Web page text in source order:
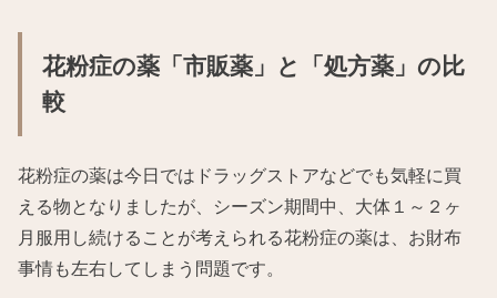
花粉症の薬「市販薬」と「処方薬」の比
較
花粉症の薬は今日ではドラッグストアなどでも気軽に買
える物となりましたが、シーズン期間中、大体１～２ヶ
月服用し続けることが考えられる花粉症の薬は、お財布
事情も左右してしまう問題です。